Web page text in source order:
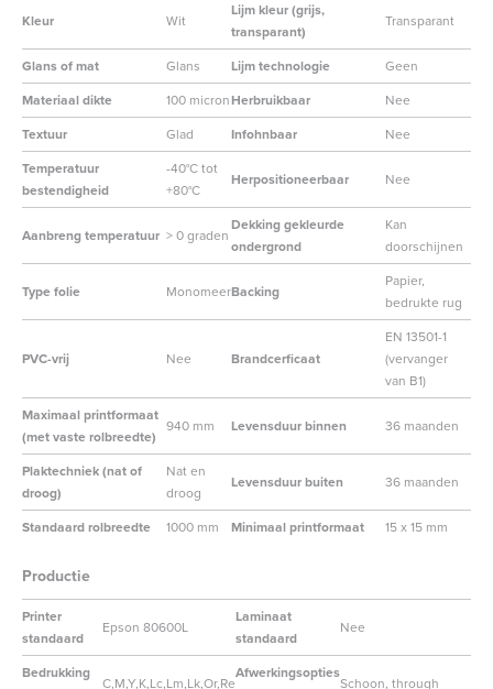
Kleur Wit
Lijm kleur (grijs,
transparant)
Transparant
Glans of mat Glans Lijm technologie
Geen
Materiaal dikte
100 micronHerbruikbaar
Nee
Textuur
Glad Infohnbaar
Nee
Temperatuur
bestendigheid
-40°C tot
+80°C
Herpositioneerbaar Nee
Aanbreng temperatuur > 0 graden
Dekking gekleurde
ondergrond
Kan
doorschijnen
Type folie MonomeerBacking
Papier,
bedrukte rug
PVC-vrij Nee Brandcerficaat
EN 13501-1
(vervanger
van B1)
Maximaal printformaat
(met vaste rolbreedte)
940 mm Levensduur binnen 36 maanden
Plaktechniek (nat of
droog)
Nat en
droog
Levensduur buiten 36 maanden
Standaard rolbreedte 1000 mm Minimaal printformaat 15 x 15 mm
Productie
Printer
standaard
Epson 80600L
Laminaat
standaard
Nee
Bedrukking
C,M,Y,K,Lc,Lm,Lk,Or,Re
Afwerkingsopties
Schoon, through